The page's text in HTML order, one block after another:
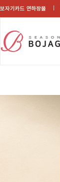
보자기카드 연하장몰